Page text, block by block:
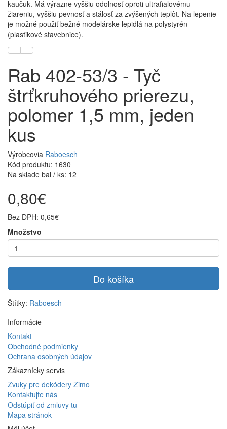
kaučuk. Má výrazne vyššiu odolnosť oproti ultrafialovému
žiareniu, vyššiu pevnosť a stálosť za zvýšených teplôt. Na lepenie
je možné použiť bežné modelárske lepidlá na polystyrén
(plastikové stavebnice).
Rab 402-53/3 - Tyč
štrťkruhového prierezu,
polomer 1,5 mm, jeden
kus
Výrobcovia Raboesch
Kód produktu: 1630
Na sklade bal / ks: 12
0,80€
Bez DPH: 0,65€
Množstvo
Do košíka
Štítky: Raboesch
Informácie
Kontakt
Obchodné podmienky
Ochrana osobných údajov
Zákaznícky servis
Zvuky pre dekódery Zimo
Kontaktujte nás
Odstúpiť od zmluvy tu
Mapa stránok